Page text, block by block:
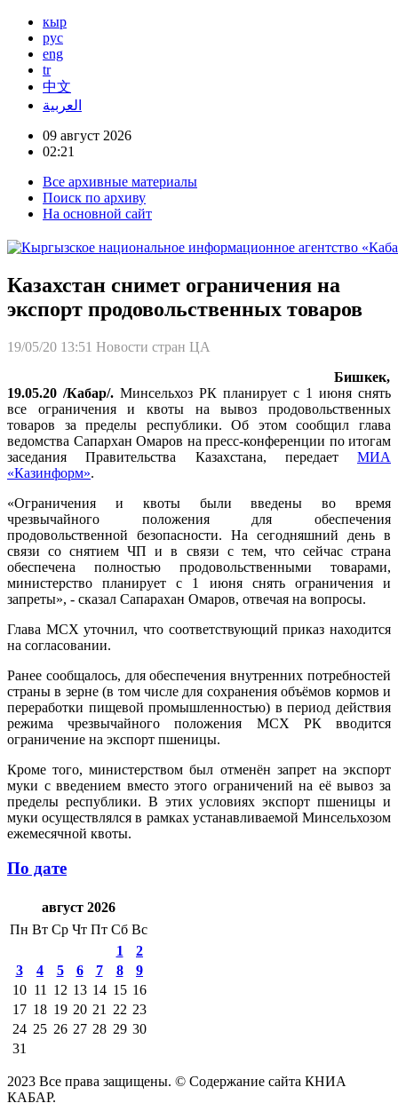
кыр
рус
eng
tr
中文
العربية
09 август 2026
02:21
Все архивные материалы
Поиск по архиву
На основной сайт
Казахстан снимет ограничения на
экспорт продовольственных товаров
19/05/20 13:51 Новости стран ЦА
Бишкек,
19.05.20 /Кабар/. Минсельхоз РК планирует с 1 июня снять
все ограничения и квоты на вывоз продовольственных
товаров за пределы республики. Об этом сообщил глава
ведомства Сапархан Омаров на пресс-конференции по итогам
заседания Правительства Казахстана, передает МИА
«Казинформ».
«Ограничения и квоты были введены во время
чрезвычайного положения для обеспечения
продовольственной безопасности. На сегодняшний день в
связи со снятием ЧП и в связи с тем, что сейчас страна
обеспечена полностью продовольственными товарами,
министерство планирует с 1 июня снять ограничения и
запреты», - сказал Сапарахан Омаров, отвечая на вопросы.
Глава МСХ уточнил, что соответствующий приказ находится
на согласовании.
Ранее сообщалось, для обеспечения внутренних потребностей
страны в зерне (в том числе для сохранения объёмов кормов и
переработки пищевой промышленностью) в период действия
режима чрезвычайного положения МСХ РК вводится
ограничение на экспорт пшеницы.
Кроме того, министерством был отменён запрет на экспорт
муки с введением вместо этого ограничений на её вывоз за
пределы республики. В этих условиях экспорт пшеницы и
муки осуществлялся в рамках устанавливаемой Минсельхозом
ежемесячной квоты.
По дате
август 2026
Пн Вт Ср Чт Пт Сб Вс
1
2
3
4 5 6 7 8
9
10 11 12 13 14 15 16
17 18 19 20 21 22 23
24 25 26 27 28 29 30
31
2023 Все права защищены. © Содержание сайта КНИА
КАБАР.